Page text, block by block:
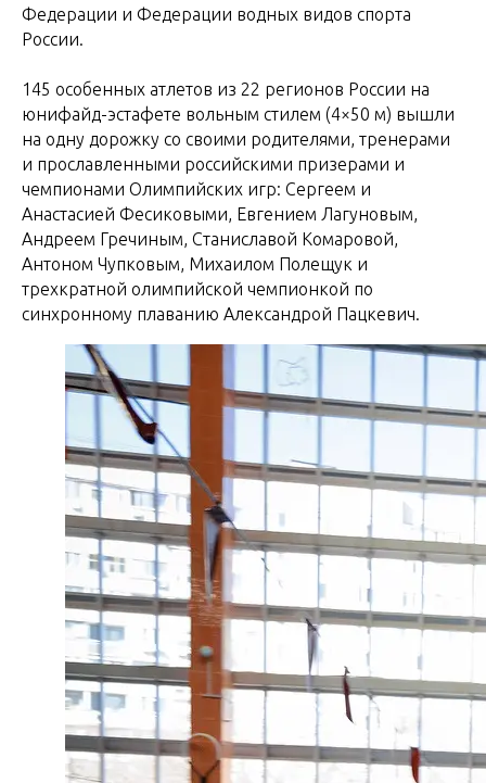
Федерации и Федерации водных видов спорта
России.
145 особенных атлетов из 22 регионов России на
юнифайд-эстафете вольным стилем (4×50 м) вышли
на одну дорожку со своими родителями, тренерами
и прославленными российскими призерами и
чемпионами Олимпийских игр: Сергеем и
Анастасией Фесиковыми, Евгением Лагуновым,
Андреем Гречиным, Станиславой Комаровой,
Антоном Чупковым, Михаилом Полещук и
трехкратной олимпийской чемпионкой по
синхронному плаванию Александрой Пацкевич.